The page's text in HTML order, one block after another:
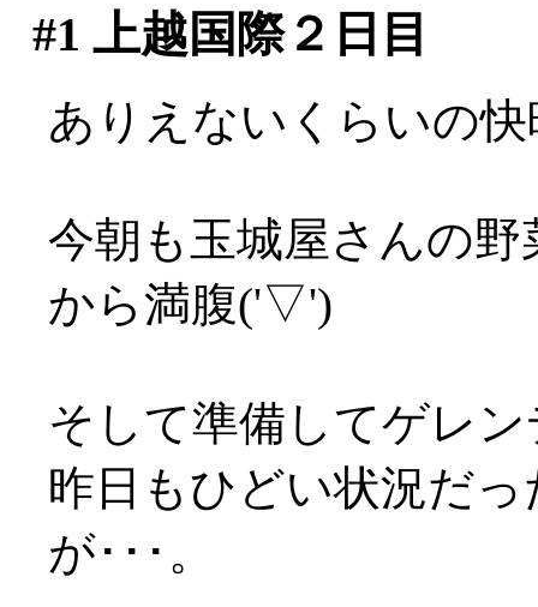
#1 上越国際２日目
ありえないくらいの
今朝も玉城屋さんの
から満腹('▽')
そして準備してゲレ
昨日もひどい状況だ
が･･･。